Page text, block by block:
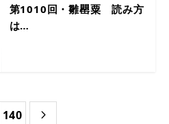
第1010回・雛罌粟 読み方
は…
140 